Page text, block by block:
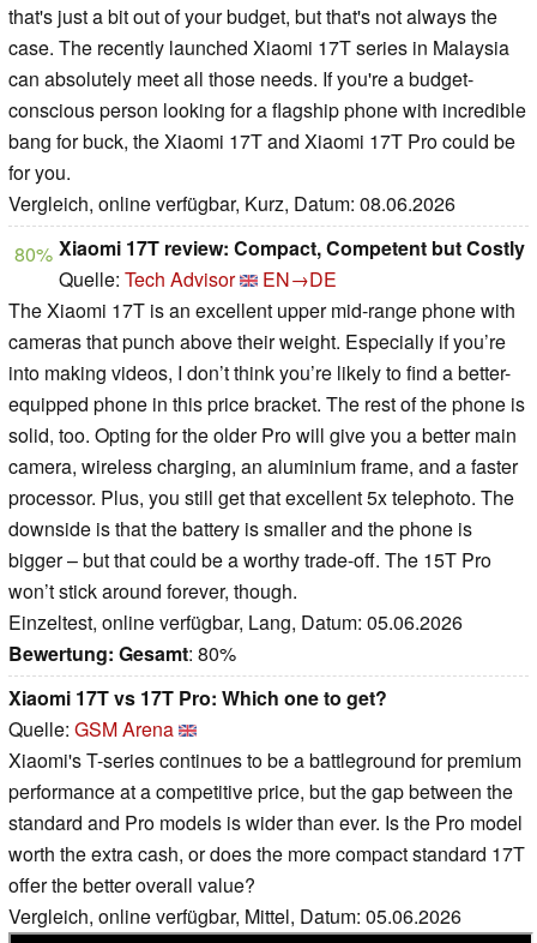
that's just a bit out of your budget, but that's not always the
case. The recently launched Xiaomi 17T series in Malaysia
can absolutely meet all those needs. If you're a budget-
conscious person looking for a flagship phone with incredible
bang for buck, the Xiaomi 17T and Xiaomi 17T Pro could be
for you.
Vergleich, online verfügbar, Kurz, Datum: 08.06.2026
80% Xiaomi 17T review: Compact, Competent but Costly
Quelle: Tech Advisor
EN→DE
The Xiaomi 17T is an excellent upper mid-range phone with
cameras that punch above their weight. Especially if you’re
into making videos, I don’t think you’re likely to find a better-
equipped phone in this price bracket. The rest of the phone is
solid, too. Opting for the older Pro will give you a better main
camera, wireless charging, an aluminium frame, and a faster
processor. Plus, you still get that excellent 5x telephoto. The
downside is that the battery is smaller and the phone is
bigger – but that could be a worthy trade-off. The 15T Pro
won’t stick around forever, though.
Einzeltest, online verfügbar, Lang, Datum: 05.06.2026
Bewertung: Gesamt: 80%
Xiaomi 17T vs 17T Pro: Which one to get?
Quelle: GSM Arena
Xiaomi's T-series continues to be a battleground for premium
performance at a competitive price, but the gap between the
standard and Pro models is wider than ever. Is the Pro model
worth the extra cash, or does the more compact standard 17T
offer the better overall value?
Vergleich, online verfügbar, Mittel, Datum: 05.06.2026